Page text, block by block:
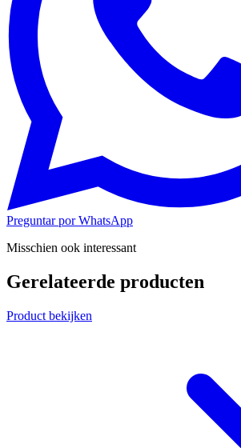
Preguntar por WhatsApp
Misschien ook interessant
Gerelateerde producten
Product bekijken